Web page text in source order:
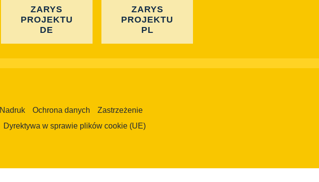
ZARYS
PROJEKTU
DE
ZARYS
PROJEKTU
PL
Nadruk Ochrona danych
Zastrzeżenie
Dyrektywa w sprawie plików cookie (UE)